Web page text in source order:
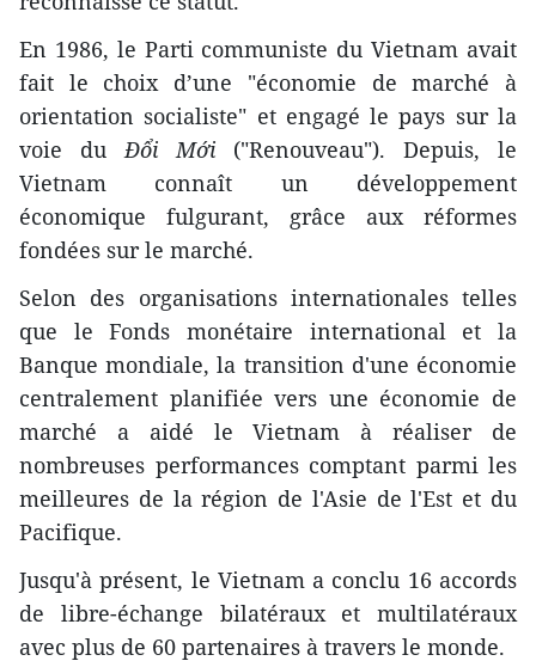
En 1986, le Parti communiste du Vietnam avait
fait le choix d’une "économie de marché à
orientation socialiste" et engagé le pays sur la
voie duĐổi Mới ("Renouveau"). Depuis, le
Vietnam connaît un développement
économique fulgurant, grâce aux réformes
fondées sur le marché.
Selon des organisations internationales telles
que le Fonds monétaire international et la
Banque mondiale, la transition d'une économie
centralement planifiée vers une économie de
marché a aidé le Vietnam à réaliser de
nombreuses performances comptant parmi les
meilleures de la région de l'Asie de l'Est et du
Pacifique.
Jusqu'à présent, le Vietnam a conclu 16 accords
de libre-échange bilatéraux et multilatéraux
avec plus de 60 partenaires à travers le monde.